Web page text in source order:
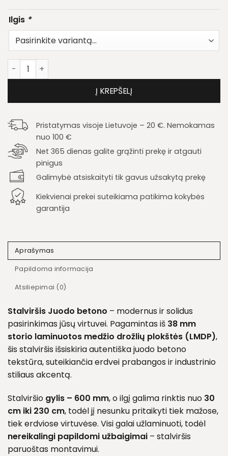
Ilgis *
produkto kiekis: Stalviršis Juodo betono (30 - 230 cm)
Į KREPŠELĮ
Pristatymas visoje Lietuvoje – 20 €. Nemokamas
nuo 100 €
Net 365 dienas galite grąžinti prekę ir atgauti
pinigus
Galimybė atsiskaityti tik gavus užsakytą prekę
Kiekvienai prekei suteikiama patikima kokybės
garantija
Aprašymas
Papildoma informacija
Atsiliepimai (0)
Stalviršis Juodo betono – modernus ir solidus
pasirinkimas jūsų virtuvei. Pagamintas iš 38 mm
storio laminuotos medžio drožlių plokštės (LMDP),
šis stalviršis išsiskiria autentiška juodo betono
tekstūra, suteikiančia erdvei prabangos ir industrinio
stiliaus akcentą.
Stalviršio gylis – 600 mm, o ilgį galima rinktis nuo 30
cm iki 230 cm, todėl jį nesunku pritaikyti tiek mažose,
tiek erdviose virtuvėse. Visi galai užlaminuoti, todėl
nereikalingi papildomi užbaigimai – stalviršis
paruoštas montavimui.